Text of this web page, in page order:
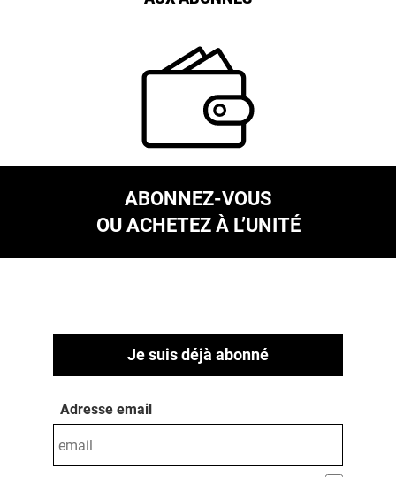
ABONNEZ-VOUS
OU ACHETEZ À L’UNITÉ
Je suis déjà abonné
Adresse email